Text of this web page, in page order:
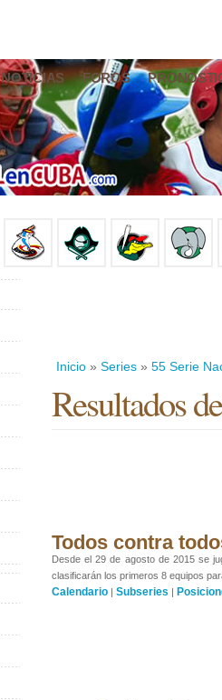
NOTICIAS FOROS
Inicio » Series » 55 Serie
Resultados
Todos contra
Desde el 29 de agosto de 2015 se
clasificarán los primeros 8 equipos
Calendario | Subseries |